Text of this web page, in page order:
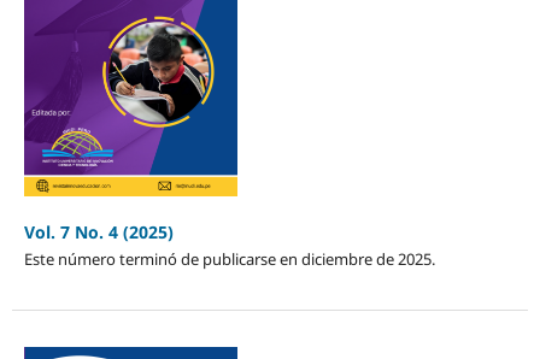
Vol. 7 No. 4 (2025)
Este número terminó de publicarse en diciembre de 2025.